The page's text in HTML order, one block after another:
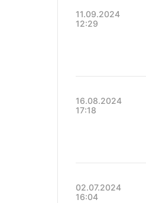
11.09.2024
12:29
16.08.2024
17:18
02.07.2024
16:04